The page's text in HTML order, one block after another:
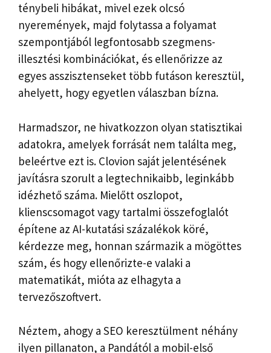
ténybeli hibákat, mivel ezek olcsó
nyeremények, majd folytassa a folyamat
szempontjából legfontosabb szegmens-
illesztési kombinációkat, és ellenőrizze az
egyes asszisztenseket több futáson keresztül,
ahelyett, hogy egyetlen válaszban bízna.
Harmadszor, ne hivatkozzon olyan statisztikai
adatokra, amelyek forrását nem találta meg,
beleértve ezt is. Clovion saját jelentésének
javításra szorult a legtechnikaibb, leginkább
idézhető száma. Mielőtt oszlopot,
klienscsomagot vagy tartalmi összefoglalót
építene az AI-kutatási százalékok köré,
kérdezze meg, honnan származik a mögöttes
szám, és hogy ellenőrizte-e valaki a
matematikát, mióta az elhagyta a
tervezőszoftvert.
Néztem, ahogy a SEO keresztülment néhány
ilyen pillanaton, a Pandától a mobil-első